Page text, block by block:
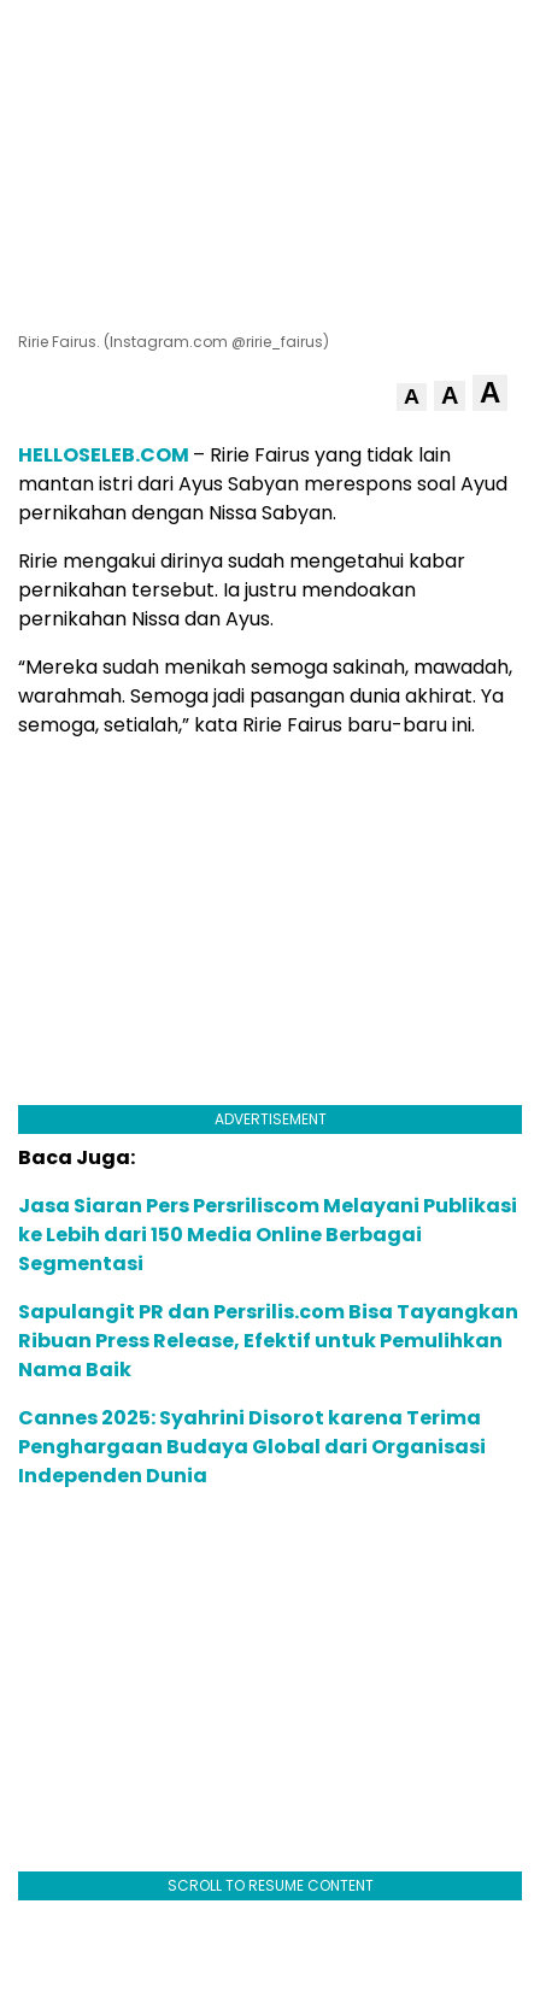
Ririe Fairus. (Instagram.com @ririe_fairus)
A A A
HELLOSELEB.COM – Ririe Fairus yang tidak lain
mantan istri dari Ayus Sabyan merespons soal Ayud
pernikahan dengan Nissa Sabyan.
Ririe mengakui dirinya sudah mengetahui kabar
pernikahan tersebut. Ia justru mendoakan
pernikahan Nissa dan Ayus.
“Mereka sudah menikah semoga sakinah, mawadah,
warahmah. Semoga jadi pasangan dunia akhirat. Ya
semoga, setialah,” kata Ririe Fairus baru-baru ini.
ADVERTISEMENT
Baca Juga:
Jasa Siaran Pers Persriliscom Melayani Publikasi
ke Lebih dari 150 Media Online Berbagai
Segmentasi
Sapulangit PR dan Persrilis.com Bisa Tayangkan
Ribuan Press Release, Efektif untuk Pemulihkan
Nama Baik
Cannes 2025: Syahrini Disorot karena Terima
Penghargaan Budaya Global dari Organisasi
Independen Dunia
SCROLL TO RESUME CONTENT